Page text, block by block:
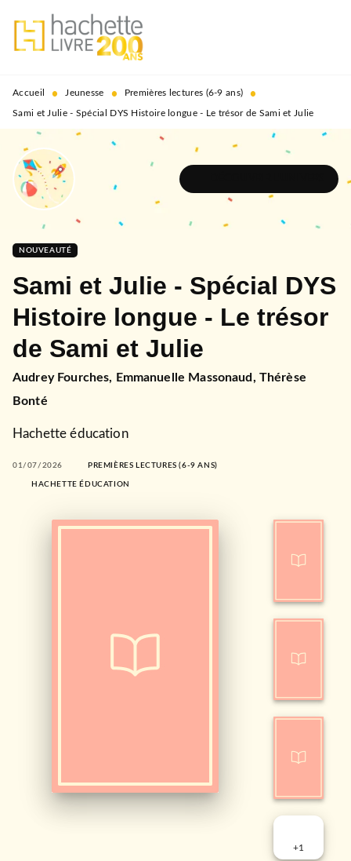
MENU RECHERCHE
PIED DE PAGE
Accueil • Jeunesse • Premières lectures (6-9 ans) •
Sami et Julie - Spécial DYS Histoire longue - Le trésor de Sami et Julie
NOUVEAUTÉ
Sami et Julie - Spécial DYS
Histoire longue - Le trésor
de Sami et Julie
Audrey Fourches, Emmanuelle Massonaud, Thérèse
Bonté
Hachette éducation
01/07/2026 PREMIÈRES LECTURES (6-9 ANS)
HACHETTE ÉDUCATION
+1